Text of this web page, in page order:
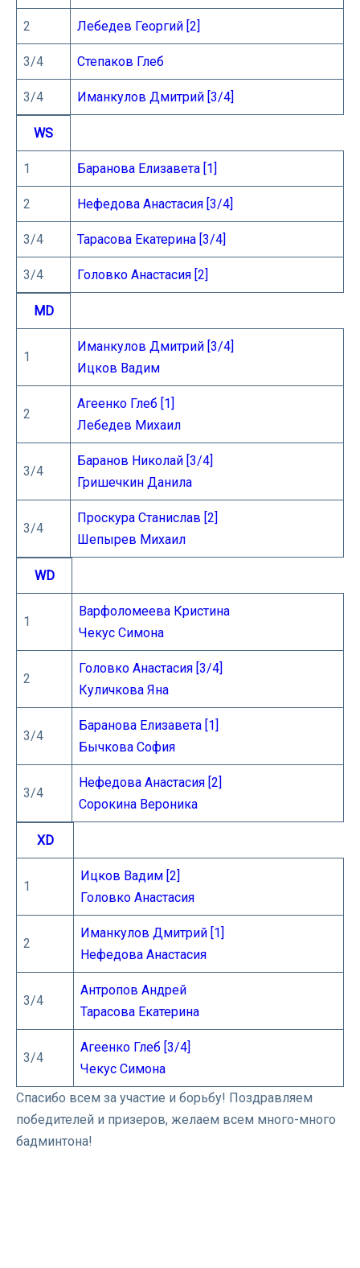
2 Лебедев Георгий [2]
3/4 Степаков Глеб
3/4 Иманкулов Дмитрий [3/4]
WS
1 Баранова Елизавета [1]
2 Нефедова Анастасия [3/4]
3/4 Тарасова Екатерина [3/4]
3/4 Головко Анастасия [2]
MD
1
Иманкулов Дмитрий [3/4]
Ицков Вадим
2
Агеенко Глеб [1]
Лебедев Михаил
3/4
Баранов Николай [3/4]
Гришечкин Данила
3/4
Проскура Станислав [2]
Шепырев Михаил
WD
1
Варфоломеева Кристина
Чекус Симона
2
Головко Анастасия [3/4]
Куличкова Яна
3/4
Баранова Елизавета [1]
Бычкова София
3/4
Нефедова Анастасия [2]
Сорокина Вероника
XD
1
Ицков Вадим [2]
Головко Анастасия
2
Иманкулов Дмитрий [1]
Нефедова Анастасия
3/4
Антропов Андрей
Тарасова Екатерина
3/4
Агеенко Глеб [3/4]
Чекус Симона
Спасибо всем за участие и борьбу! Поздравляем
победителей и призеров, желаем всем много-много
бадминтона!